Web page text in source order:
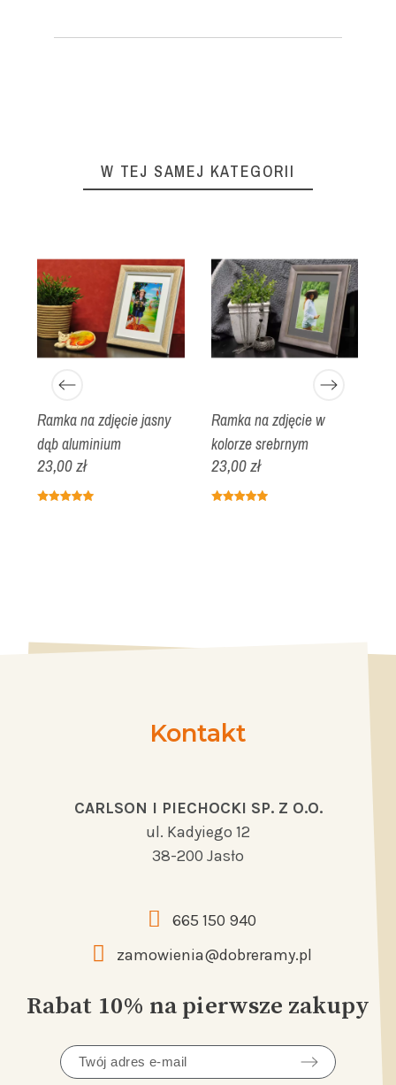
W TEJ SAMEJ KATEGORII
Ramka na zdjęcie jasny
dąb aluminium
23,00 zł
Ramka na zdjęcie w
kolorze srebrnym
23,00 zł
Kontakt
CARLSON I PIECHOCKI SP. Z O.O.
ul. Kadyiego 12
38-200 Jasło
665 150 940
zamowienia@dobreramy.pl
Rabat 10% na pierwsze zakupy